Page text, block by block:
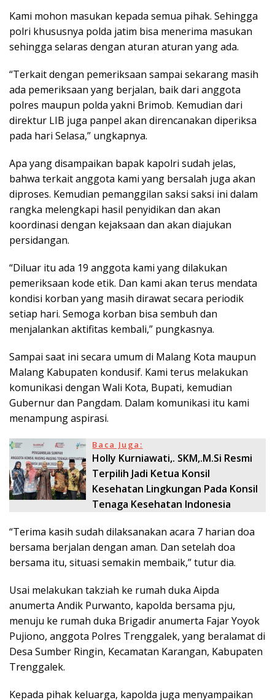
Kami mohon masukan kepada semua pihak. Sehingga
polri khususnya polda jatim bisa menerima masukan
sehingga selaras dengan aturan aturan yang ada.
“Terkait dengan pemeriksaan sampai sekarang masih
ada pemeriksaan yang berjalan, baik dari anggota
polres maupun polda yakni Brimob. Kemudian dari
direktur LIB juga panpel akan direncanakan diperiksa
pada hari Selasa,” ungkapnya.
Apa yang disampaikan bapak kapolri sudah jelas,
bahwa terkait anggota kami yang bersalah juga akan
diproses. Kemudian pemanggilan saksi saksi ini dalam
rangka melengkapi hasil penyidikan dan akan
koordinasi dengan kejaksaan dan akan diajukan
persidangan.
“Diluar itu ada 19 anggota kami yang dilakukan
pemeriksaan kode etik. Dan kami akan terus mendata
kondisi korban yang masih dirawat secara periodik
setiap hari. Semoga korban bisa sembuh dan
menjalankan aktifitas kembali,” pungkasnya.
Sampai saat ini secara umum di Malang Kota maupun
Malang Kabupaten kondusif. Kami terus melakukan
komunikasi dengan Wali Kota, Bupati, kemudian
Gubernur dan Pangdam. Dalam komunikasi itu kami
menampung aspirasi.
Baca Juga:
Holly Kurniawati,. SKM,.M.Si Resmi
Terpilih Jadi Ketua Konsil
Kesehatan Lingkungan Pada Konsil
Tenaga Kesehatan Indonesia
“Terima kasih sudah dilaksanakan acara 7 harian doa
bersama berjalan dengan aman. Dan setelah doa
bersama itu, situasi semakin membaik,” tutur dia.
Usai melakukan takziah ke rumah duka Aipda
anumerta Andik Purwanto, kapolda bersama pju,
menuju ke rumah duka Brigadir anumerta Fajar Yoyok
Pujiono, anggota Polres Trenggalek, yang beralamat di
Desa Sumber Ringin, Kecamatan Karangan, Kabupaten
Trenggalek.
Kepada pihak keluarga, kapolda juga menyampaikan